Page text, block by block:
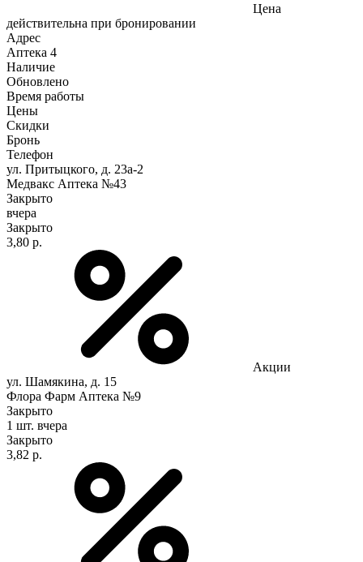
Цена
действительна при бронировании
Адрес
Аптека 4
Наличие
Обновлено
Время работы
Цены
Скидки
Бронь
Телефон
ул. Притыцкого, д. 23а-2
Медвакс Аптека №43
Закрыто
вчера
Закрыто
3,80 р.
Акции
ул. Шамякина, д. 15
Флора Фарм Аптека №9
Закрыто
1 шт. вчера
Закрыто
3,82 р.